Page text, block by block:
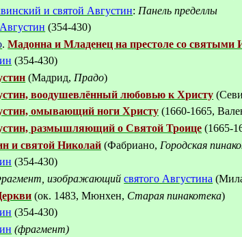
и святой Августин: Панель пределлы
(354-430)
.Мадонна и Младенец на престоле со святыми
(354-430)
(Мадрид, Прадо)
воодушевлённый любовью к Христу
омывающий ноги Христу (1660-1665,
размышляющий о Святой Троице (1665-
и святой Николай (Фабриано, Городская
(354-430)
изображающийсвятого Августина
(ок. 1483, Мюнхен, Старая пинакотека)
(354-430)
(фрагмент)